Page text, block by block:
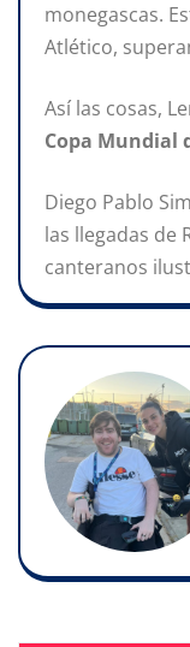
monegascas.
Atlético,
Así las cosas,
Copa Mundial
Diego Pablo
las llegadas de
canteranos